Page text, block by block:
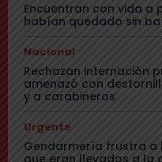
Encuentran con vida a
habían quedado sin
Nacional
Rechazan internación
amenazó con
y a carabineros
Urgente
Gendarmería frustra a